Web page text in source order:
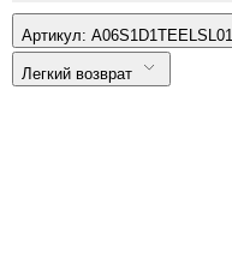
Артикул: A06S1D1TEELSL01
Легкий возврат